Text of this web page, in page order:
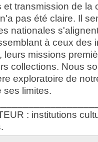
et transmission de la
pas été claire. Il
nationales
à ceux des
leurs missions
collections. Nous
exploratoire de
ses limites.
: institutions